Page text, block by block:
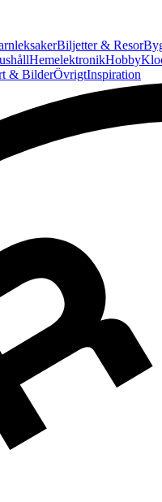
Biljetter & Resor
HemelektronikHobby
& BilderÖvrigtInspiration